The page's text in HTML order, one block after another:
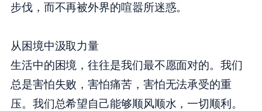
步伐，而不再被外界的喧嚣所迷惑。
从困境中汲取力量
生活中的困境，往往是我们最不愿面对的。我们
总是害怕失败，害怕痛苦，害怕无法承受的重
压。我们总希望自己能够顺风顺水，一切顺利。